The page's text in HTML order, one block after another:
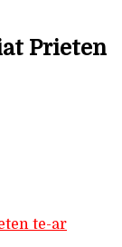
Prieten